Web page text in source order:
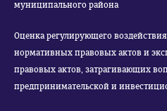
муниципального района
Оценка регулирующего
нормативных правовых актов и
правовых актов, затрагивающих
предпринимательской и